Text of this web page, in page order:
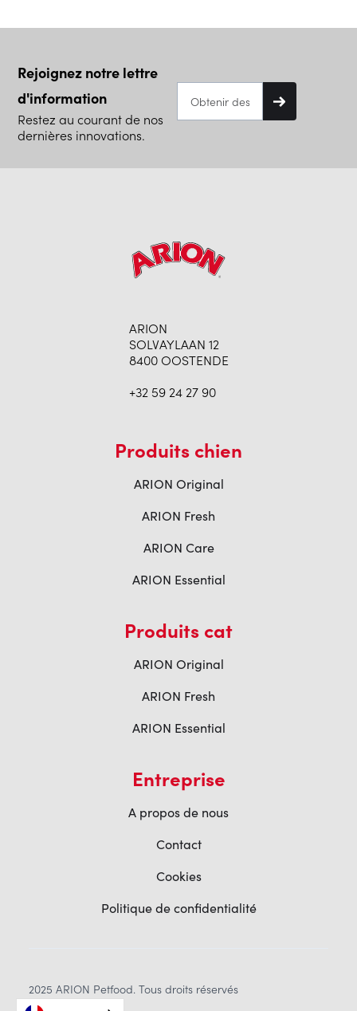
Rejoignez notre lettre
d'information
Restez au courant de nos
dernières innovations.
ARION
SOLVAYLAAN 12
8400 OOSTENDE
+32 59 24 27 90
Produits chien
ARION Original
ARION Fresh
ARION Care
ARION Essential
Produits cat
ARION Original
ARION Fresh
ARION Essential
Entreprise
A propos de nous
Contact
Cookies
Politique de confidentialité
2025 ARION Petfood. Tous droits réservés